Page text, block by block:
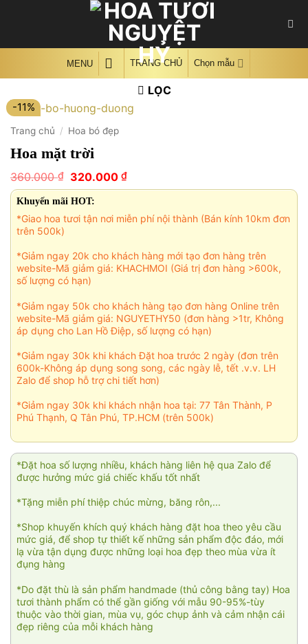
MENU TRANG CHỦ Chọn mẫu
LỌC
-11%
Trang chủ / Hoa bó đẹp
Hoa mặt trời
360.000₫ Giá
gốc
là:
360.000 ₫.
320.000 ₫Giá
hiện
320.000 ₫.
Khuyến mãi HOT:
*Giao hoa tươi tận nơi miễn phí nội thành (Bán kính 10km đơn
trên 500k)
*Giảm ngay 20k cho khách hàng mới tạo đơn hàng trên
website-Mã giảm giá: KHACHMOI (Giá trị đơn hàng >600k,
số lượng có hạn)
*Giảm ngay 50k cho khách hàng tạo đơn hàng Online trên
website-Mã giảm giá: NGUYETHY50 (đơn hàng >1tr, Không
áp dụng cho Lan Hồ Điệp, số lượng có hạn)
*Giảm ngay 30k khi khách Đặt hoa trước 2 ngày (đơn trên
600k-Không áp dụng song song, các ngày lễ, tết .v.v. LH
Zalo để shop hỗ trợ chi tiết hơn)
*Giảm ngay 30k khi khách nhận hoa tại: 77 Tân Thành, P
Phú Thạnh, Q Tân Phú, TP.HCM (trên 500k)
*Đặt hoa số lượng nhiều, khách hàng liên hệ qua Zalo để
được hưởng mức giá chiếc khấu tốt nhất
*Tặng miễn phí thiệp chúc mừng, băng rôn,...
*Shop khuyến khích quý khách hàng đặt hoa theo yêu cầu
mức giá, để shop tự thiết kế những sản phẩm độc đáo, mới
lạ vừa tận dụng được những loại hoa đẹp theo mùa vừa ít
đụng hàng
*Do đặt thù là sản phẩm handmade (thủ công bằng tay) Hoa
tươi thành phẩm có thể gần giống với mẫu 90-95%-tùy
thuộc vào thời gian, mùa vụ, góc chụp ảnh và cảm nhận cái
đẹp riêng của mỗi khách hàng